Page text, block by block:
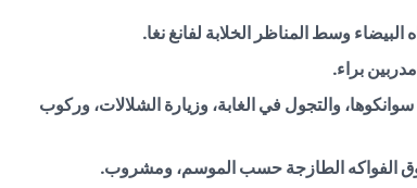
وسط المناظر الخلابة لفانغ نغا.
براء.
والتجول في الغابة، وزيارة الشلالات، وركوب
الفواكه الطازجة حسب الموسم، ومشروب.